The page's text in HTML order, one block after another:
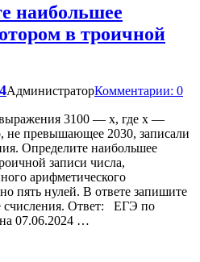
наибольшее
в троичной
АдминистраторКомментарии: 0
выражения 3100 — x, где x —
не превышающее 2030, записали
Определите наибольшее
записи числа,
арифметического
пять нулей. В ответе запишите
счисления. Ответ: ЕГЭ по
07.06.2024 …